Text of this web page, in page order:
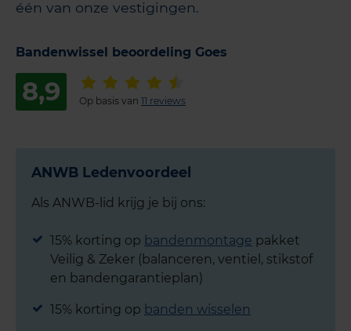
één van onze vestigingen.
Bandenwissel beoordeling Goes
8,9 Op basis van 11 reviews
ANWB Ledenvoordeel
Als ANWB-lid krijg je bij ons:
15% korting op bandenmontage pakket
Veilig & Zeker (balanceren, ventiel, stikstof
en bandengarantieplan)
15% korting op banden wisselen